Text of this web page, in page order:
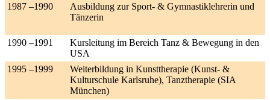
1987 –1990
Ausbildung zur Sport- & Gymnastiklehrerin und
Tänzerin
1990 –1991
Kursleitung im Bereich Tanz & Bewegung in den
USA
1995 –1999
Weiterbildung in Kunsttherapie (Kunst- &
Kulturschule Karlsruhe), Tanztherapie (SIA
München)